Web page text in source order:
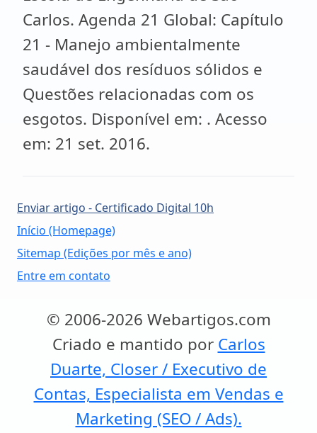
Enviar artigo - Certificado Digital 10h
Início (Homepage)
Sitemap (Edições por mês e ano)
Entre em contato
© 2006-2026 Webartigos.com
Criado e mantido por Carlos
Duarte, Closer / Executivo de
Contas, Especialista em Vendas e
Marketing (SEO / Ads).